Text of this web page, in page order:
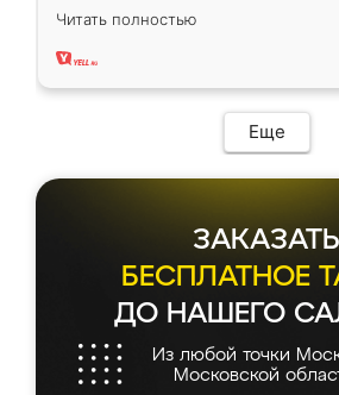
вполне довольна. Служит
два года, нареканий нет.
Читать полностью
Еще
ЗАКАЗАТЬ
БЕСПЛАТНОЕ
ДО НАШЕГО
Из любой точки
Московской